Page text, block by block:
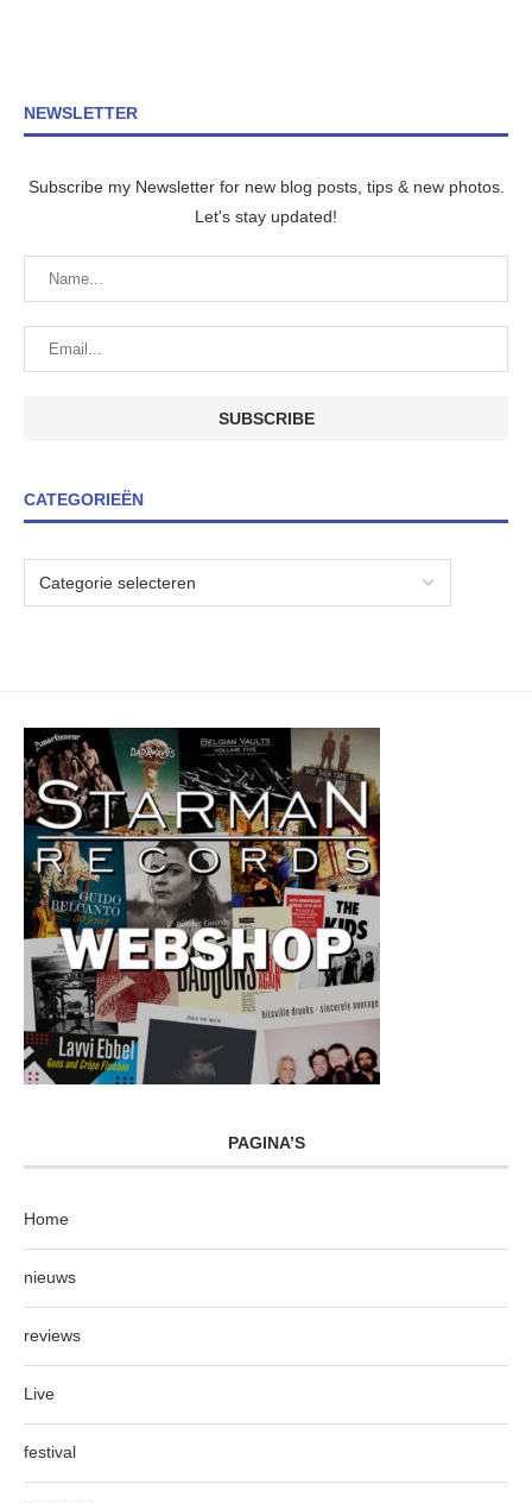
NEWSLETTER
Subscribe my Newsletter for new blog posts, tips & new photos.
Let's stay updated!
CATEGORIEËN
PAGINA’S
Home
nieuws
reviews
Live
festival